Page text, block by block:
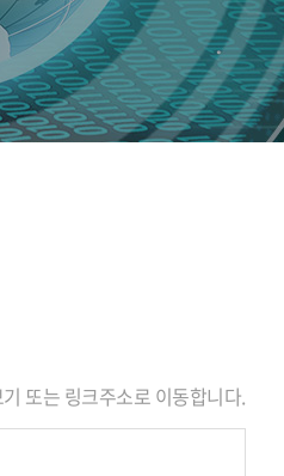
또는 링크주소로 이동합니다.